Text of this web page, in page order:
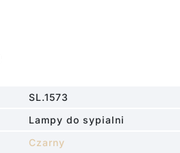
SL.1573
Lampy do sypialni
Czarny